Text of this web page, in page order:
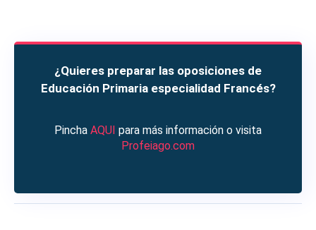
¿Quieres preparar las oposiciones de
Educación Primaria especialidad Francés?
Pincha AQUI para más información o visita
Profeiago.com